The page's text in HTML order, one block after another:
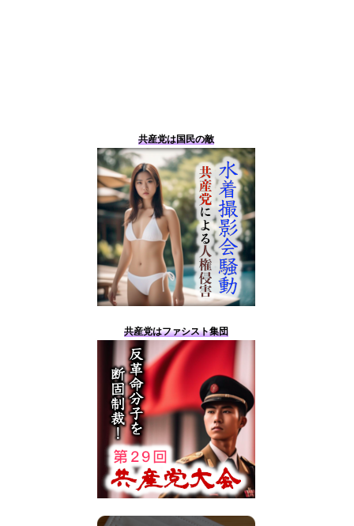
共産党は国民の敵
共産党はファシスト集団